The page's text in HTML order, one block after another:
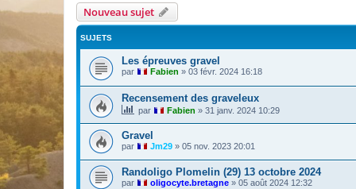
Nouveau sujet
SUJETS
Les épreuves gravel
par Fabien » 03 févr. 2024 16:18
Recensement des graveleux
par Fabien » 31 janv. 2024 10:29
Gravel
par Jm29 » 05 nov. 2023 20:01
Randoligo Plomelin (29) 13 octobre 2024
par oligocyte.bretagne » 05 août 2024 12:32